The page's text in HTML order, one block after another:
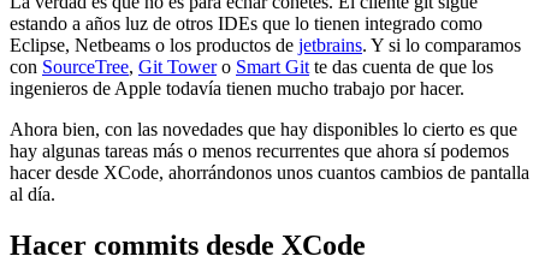
estando a años luz de otros IDEs que lo tienen integrado como
Eclipse, Netbeams o los productos de jetbrains. Y si lo comparamos
con SourceTree, Git Towero Smart Git te das cuenta de que los
ingenieros de Apple todavía tienen mucho trabajo por hacer.
Ahora bien, con las novedades que hay disponibles lo cierto es que
hay algunas tareas más o menos recurrentes que ahora sí podemos
hacer desde XCode, ahorrándonos unos cuantos cambios de pantalla
al día.
Hacer commits desde XCode